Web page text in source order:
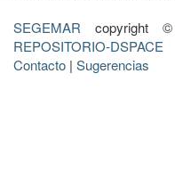
SEGEMAR copyright
REPOSITORIO-DSPACE
Contacto | Sugerencias